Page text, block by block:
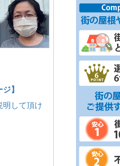
】
明して頂け